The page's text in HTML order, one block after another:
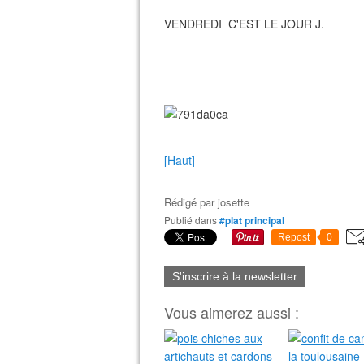
VENDREDI C'EST LE JOUR J.
[Haut]
Rédigé parjosette
Publié dans#plat principal
Repost 0
S'inscrire à la newsletter
Vous aimerez aussi :